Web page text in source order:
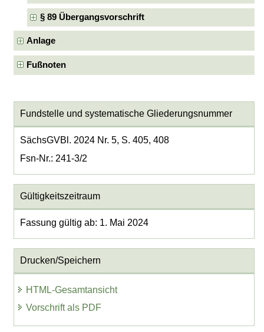
§ 89 Übergangsvorschrift
Anlage
Fußnoten
Fundstelle und systematische Gliederungsnummer
SächsGVBl. 2024 Nr. 5, S. 405, 408
Fsn-Nr.: 241-3/2
Gültigkeitszeitraum
Fassung gültig ab: 1. Mai 2024
Drucken/Speichern
HTML-Gesamtansicht
Vorschrift als PDF